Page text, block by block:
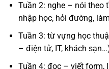
Tuần 2: nghe – nói theo
nhập học, hỏi đường,
Tuần 3: từ vựng học
– điện tử, IT, khách
Tuần 4: đọc – viết form,